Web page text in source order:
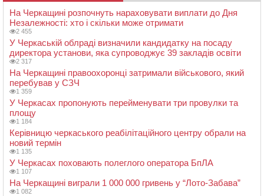
На Черкащині розпочнуть нараховувати виплати до Дня
Незалежності: хто і скільки може отримати
2 455
У Черкаській облраді визначили кандидатку на посаду
директора установи, яка супроводжує 39 закладів освіти
2 317
На Черкащині правоохоронці затримали військового, який
перебував у СЗЧ
1 359
У Черкасах пропонують перейменувати три провулки та
площу
1 184
Керівницю черкаського реабілітаційного центру обрали на
новий термін
1 135
У Черкасах поховають полеглого оператора БпЛА
1 107
На Черкащині виграли 1 000 000 гривень у “Лото-Забава”
1 082